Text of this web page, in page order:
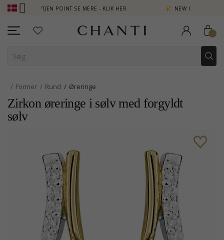
OPTJEN POINT SE MERE - KLIK HER NEW COLLECTION | AURA
Former Rund Øreringe
Zirkon øreringe i sølv med forgyldt
sølv